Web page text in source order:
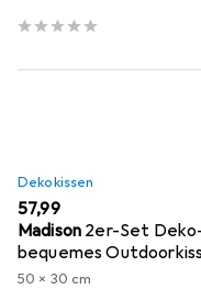
Dekokissen
EUR
57,99
Madison 2er-Set
bequemes
50 x 30 cm